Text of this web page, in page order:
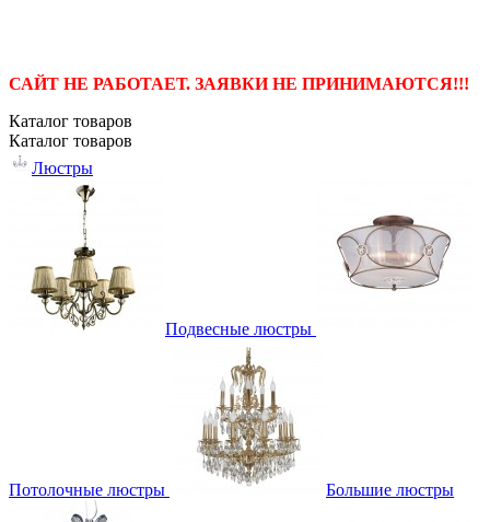
САЙТ НЕ РАБОТАЕТ. ЗАЯВКИ НЕ ПРИНИМАЮТСЯ!!!
Каталог товаров
Каталог товаров
Люстры
Подвесные люстры
Потолочные люстры Большие люстры